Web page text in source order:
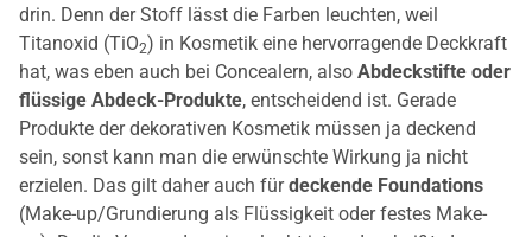
drin. Denn der Stoff lässt die Farben leuchten, weil
Titanoxid (TiO2) in Kosmetik eine hervorragende Deckkraft
hat, was eben auch bei Concealern, also Abdeckstifte oder
flüssige Abdeck-Produkte, entscheidend ist. Gerade
Produkte der dekorativen Kosmetik müssen ja deckend
sein, sonst kann man die erwünschte Wirkung ja nicht
erzielen. Das gilt daher auch fürdeckende Foundations
(Make-up/Grundierung als Flüssigkeit oder festes Make-